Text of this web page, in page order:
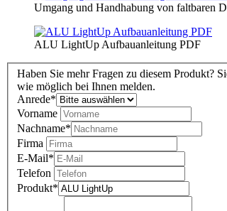
Umgang und Handhabung von faltbaren
ALU LightUp Aufbauanleitung PDF
Haben Sie mehr Fragen zu diesem Produkt?
wie möglich bei Ihnen melden.
Anrede*
Vorname
Nachname*
Firma
E-Mail*
Telefon
Produkt*